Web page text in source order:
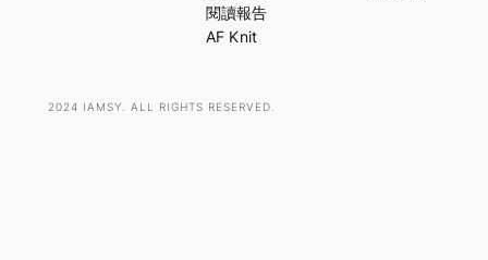
閱讀報告
AF Knit
2024 IAMSY. ALL RIGHTS RESERVED.